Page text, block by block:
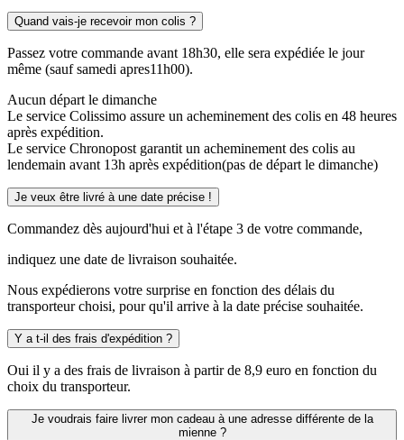
Quand vais-je recevoir mon colis ?
Passez votre commande avant 18h30, elle sera expédiée le jour
même (sauf samedi apres11h00).
Aucun départ le dimanche
Le service Colissimo assure un acheminement des colis en 48 heures
après expédition.
Le service Chronopost garantit un acheminement des colis au
lendemain avant 13h après expédition(pas de départ le dimanche)
Je veux être livré à une date précise !
Commandez dès aujourd'hui et à l'étape 3 de votre commande,
indiquez une date de livraison souhaitée.
Nous expédierons votre surprise en fonction des délais du
transporteur choisi, pour qu'il arrive à la date précise souhaitée.
Y a t-il des frais d'expédition ?
Oui il y a des frais de livraison à partir de 8,9 euro en fonction du
choix du transporteur.
Je voudrais faire livrer mon cadeau à une adresse différente de la
mienne ?